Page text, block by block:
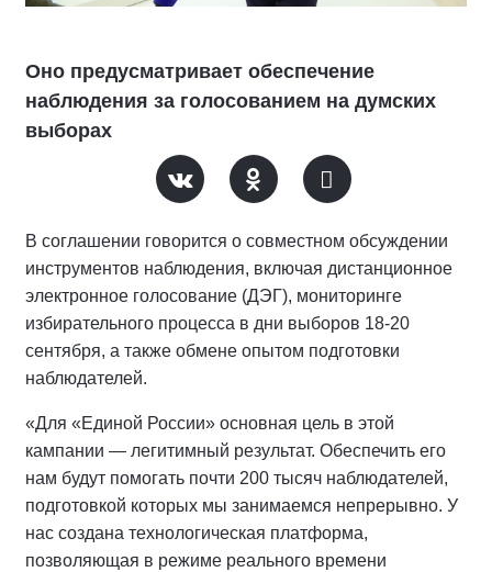
Оно предусматривает обеспечение
наблюдения за голосованием на думских
выборах
В соглашении говорится о совместном обсуждении
инструментов наблюдения, включая дистанционное
электронное голосование (ДЭГ), мониторинге
избирательного процесса в дни выборов 18-20
сентября, а также обмене опытом подготовки
наблюдателей.
«Для «Единой России» основная цель в этой
кампании — легитимный результат. Обеспечить его
нам будут помогать почти 200 тысяч наблюдателей,
подготовкой которых мы занимаемся непрерывно. У
нас создана технологическая платформа,
позволяющая в режиме реального времени